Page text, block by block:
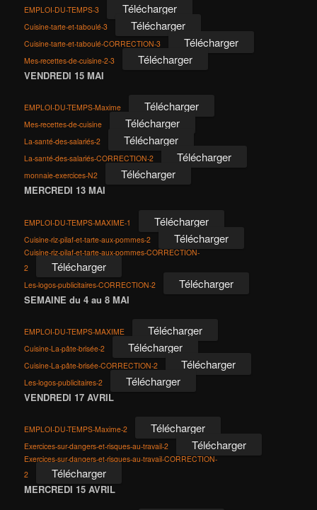
EMPLOI-DU-TEMPS-3 Télécharger
Cuisine-tarte-et-taboulé-3 Télécharger
Cuisine-tarte-et-taboulé-CORRECTION-3 Télécharger
Mes-recettes-de-cuisine-2-3 Télécharger
VENDREDI 15 MAI
EMPLOI-DU-TEMPS-Maxime Télécharger
Mes-recettes-de-cuisine Télécharger
La-santé-des-salariés-2 Télécharger
La-santé-des-salariés-CORRECTION-2 Télécharger
monnaie-exercices-N2 Télécharger
MERCREDI 13 MAI
EMPLOI-DU-TEMPS-MAXIME-1 Télécharger
Cuisine-riz-pilaf-et-tarte-aux-pommes-2 Télécharger
Cuisine-riz-pilaf-et-tarte-aux-pommes-CORRECTION-
2
Télécharger
Les-logos-publicitaires-CORRECTION-2 Télécharger
SEMAINE du 4 au 8 MAI
EMPLOI-DU-TEMPS-MAXIME Télécharger
Cuisine-La-pâte-brisée-2 Télécharger
Cuisine-La-pâte-brisée-CORRECTION-2 Télécharger
Les-logos-publicitaires-2 Télécharger
VENDREDI 17 AVRIL
EMPLOI-DU-TEMPS-Maxime-2 Télécharger
Exercices-sur-dangers-et-risques-au-travail-2 Télécharger
Exercices-sur-dangers-et-risques-au-travail-CORRECTION-
2
Télécharger
MERCREDI 15 AVRIL